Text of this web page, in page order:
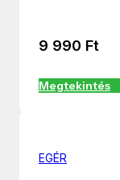
9 990 Ft
Megtekintés
EGÉR